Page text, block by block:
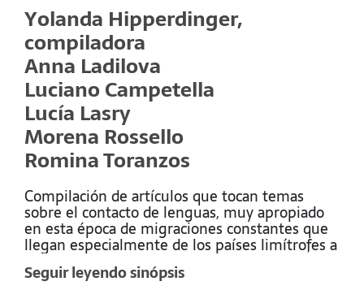
Yolanda Hipperdinger,
compiladora
Anna Ladilova
Luciano Campetella
Lucía Lasry
Morena Rossello
Romina Toranzos
Compilación de artículos que tocan temas
sobre el contacto de lenguas, muy apropiado
en esta época de migraciones constantes que
llegan especialmente de los países limítrofes a
un país donde la ampliación de derechos
permite la Educación Intercultural Bilingüe a
Seguir leyendo sinópsis